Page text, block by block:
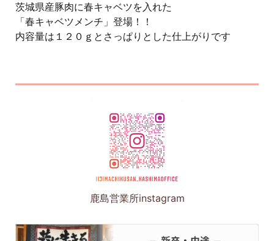
茨城県産豚肉に春キャベツを入れた
「春キャベツメンチ」登場！！
内容量は１２０ｇとさっぱりとした仕上がりです
鹿島営業所instagram